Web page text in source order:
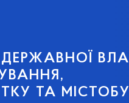
ДЕРЖАВНОЇ
ТА